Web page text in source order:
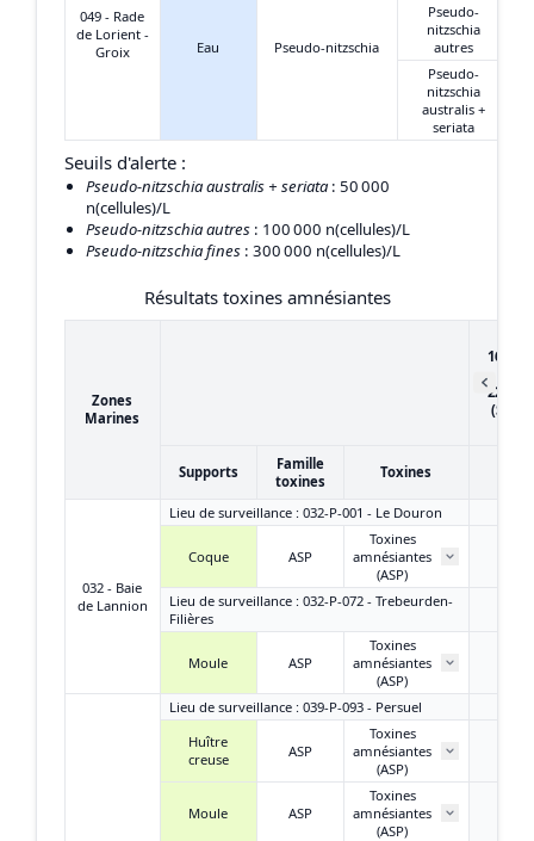
049 - Rade
de Lorient -
Groix
Eau Pseudo-nitzschia
Pseudo-
nitzschia
autres
Pseudo-
nitzschia
australis +
seriata
Seuils d'alerte :
Pseudo-nitzschia australis + seriata : 50 000
n(cellules)/L
Pseudo-nitzschia autres : 100 000 n(cellules)/L
Pseudo-nitzschia fines : 300 000 n(cellules)/L
Résultats toxines amnésiantes
Zones
Marines
16/05/
22/05/
Supports
Famille
toxines
Toxines
032 - Baie
de Lannion
Lieu de surveillance : 032-P-001 - Le Douron
Coque ASP
Toxines
amnésiantes
(ASP)
Lieu de surveillance : 032-P-072 - Trebeurden-
Filières
Moule ASP
Toxines
amnésiantes
(ASP)
Lieu de surveillance : 039-P-093 - Persuel
Huître
creuse
ASP
Toxines
amnésiantes
(ASP)
Moule ASP
Toxines
amnésiantes
(ASP)